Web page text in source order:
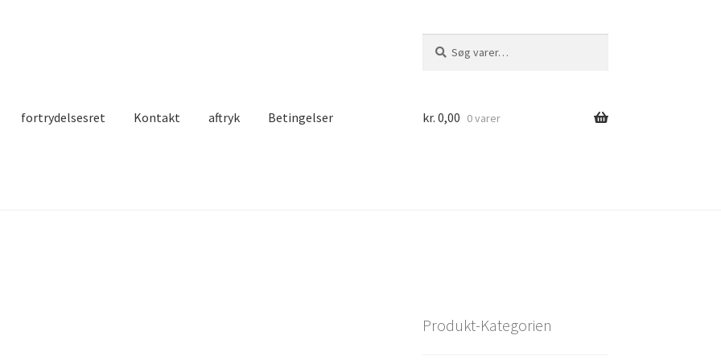
efter:
fortrydelsesret Kontakt aftryk Betingelser kr. 0,00 0 varer
Produkt-Kategorien